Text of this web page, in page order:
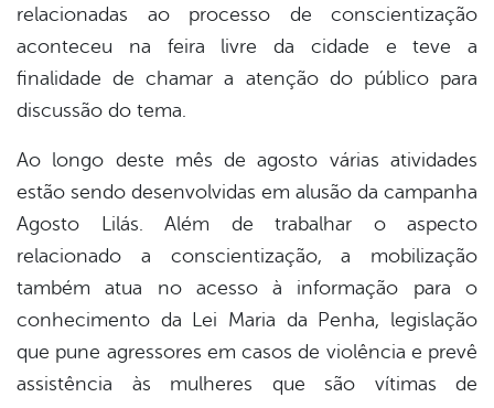
relacionadas ao processo de conscientização
aconteceu na feira livre da cidade e teve a
finalidade de chamar a atenção do público para
discussão do tema.
Ao longo deste mês de agosto várias atividades
estão sendo desenvolvidas em alusão da campanha
Agosto Lilás. Além de trabalhar o aspecto
relacionado a conscientização, a mobilização
também atua no acesso à informação para o
conhecimento da Lei Maria da Penha, legislação
que pune agressores em casos de violência e prevê
assistência às mulheres que são vítimas de